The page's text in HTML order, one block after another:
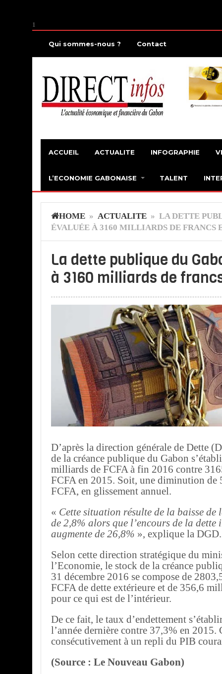
1
Qui sommes-nous ? Contact
ACCUEIL ACTUALITE INFOGRAPHIE
L’ECONOMIE GABONAISE TALENT
HOME » ACTUALITE » LA DETTE
ÉVALUÉE À 3160 MILLIARDS DE FRANCS
La dette publique du
à 3160 milliards de
D’après la direction générale de Dette
de la créance publique du Gabon
milliards de FCFA à fin 2016 contre
FCFA en 2015. Soit, une diminution de
FCFA, en glissement annuel.
« Cette situation résulte de la baisse de
de 2,8% alors que l’encours de la dette
augmente de 26,8% », explique la DGD.
Selon cette direction stratégique du
l’Economie, le stock de la créance
31 décembre 2016 se compose de
FCFA de dette extérieure et de 356,6
pour ce qui est de l’intérieur.
De ce fait, le taux d’endettement
l’année dernière contre 37,3% en 2015.
consécutivement à un repli du PIB
(Source : Le Nouveau Gabon)